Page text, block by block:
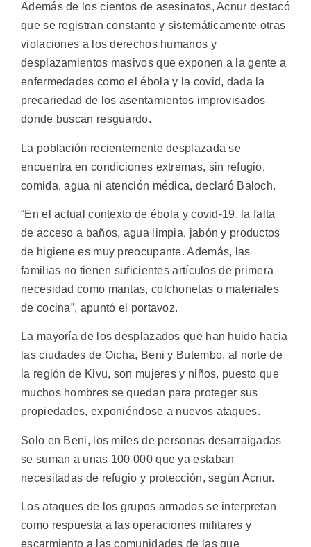
Además de los cientos de asesinatos, Acnur destacó
que se registran constante y sistemáticamente otras
violaciones a los derechos humanos y
desplazamientos masivos que exponen a la gente a
enfermedades como el ébola y la covid, dada la
precariedad de los asentamientos improvisados
donde buscan resguardo.
La población recientemente desplazada se
encuentra en condiciones extremas, sin refugio,
comida, agua ni atención médica, declaró Baloch.
“En el actual contexto de ébola y covid-19, la falta
de acceso a baños, agua limpia, jabón y productos
de higiene es muy preocupante. Además, las
familias no tienen suficientes artículos de primera
necesidad como mantas, colchonetas o materiales
de cocina”, apuntó el portavoz.
La mayoría de los desplazados que han huido hacia
las ciudades de Oicha, Beni y Butembo, al norte de
la región de Kivu, son mujeres y niños, puesto que
muchos hombres se quedan para proteger sus
propiedades, exponiéndose a nuevos ataques.
Solo en Beni, los miles de personas desarraigadas
se suman a unas 100 000 que ya estaban
necesitadas de refugio y protección, según Acnur.
Los ataques de los grupos armados se interpretan
como respuesta a las operaciones militares y
escarmiento a las comunidades de las que